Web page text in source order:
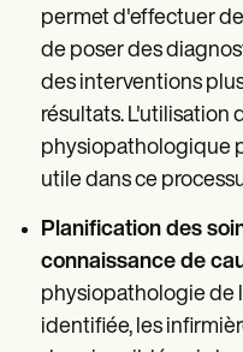
permet d'effectuer
de poser des
des interventions
résultats. L'utilisation
physiopathologique
utile dans ce
Planification des
connaissance de
physiopathologie de
identifiée, les